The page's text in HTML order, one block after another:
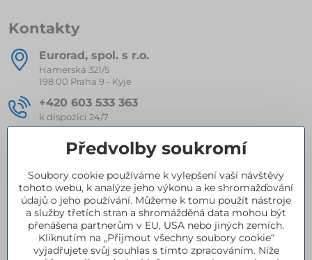
Kontakty
Eurorad, spol​. s r​.o​.
Hamerská 321/5
198 00 Praha 9 - Kyje
+420 603 533 363
k dispozici 24/7
eurorad​@seznam​.cz
Kompletní nabídka produktů
Certifikace
Předvolby soukromí
Soubory cookie používáme k vylepšení vaší návštěvy
tohoto webu, k analýze jeho výkonu a ke shromažďování
údajů o jeho používání. Můžeme k tomu použít nástroje
a služby třetích stran a shromážděná data mohou být
přenášena partnerům v EU, USA nebo jiných zemích.
Kliknutím na „Přijmout všechny soubory cookie“
vyjadřujete svůj souhlas s tímto zpracováním. Níže